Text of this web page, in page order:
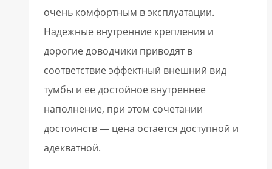
очень комфортным в эксплуатации.
Надежные внутренние крепления и
дорогие доводчики приводят в
соответствие эффектный внешний вид
тумбы и ее достойное внутреннее
наполнение, при этом сочетании
достоинств — цена остается доступной и
адекватной.